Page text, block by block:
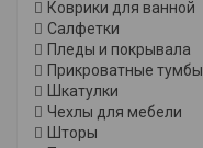
Коврики для ванной
Салфетки
Пледы и покрывала
Прикроватные тумбы
Шкатулки
Чехлы для мебели
Шторы